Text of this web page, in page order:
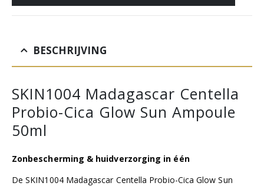
BESCHRIJVING
SKIN1004 Madagascar Centella
Probio-Cica Glow Sun Ampoule
50ml
Zonbescherming & huidverzorging in één
De SKIN1004 Madagascar Centella Probio-Cica Glow Sun